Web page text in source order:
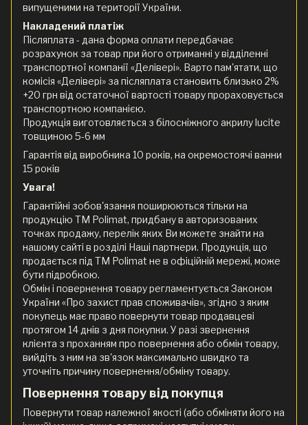
випущеними на території України.
Накладений платіж
Післяплата - дана форма оплати передбачає
розрахунок за товар при його отриманні у відділенні
транспортної компанії «Делівері». Варто пам'ятати, що
комісія «Делівері» за післяплата становить близько 2%
+20 грн від остаточної вартості товару прораховується
транспортною компанією.
Продукція виготовляється з білосніжного акрилу lucite
товщиною 5-6 мм
Гарантія від виробника 10 років, на окремостоячі ванни
15 років
Увага!
Гарантійні зобов'язання поширюються тільки на
продукцію ТМ Polimat, придбану в авторизованих
точках продажу, перелік яких Ви можете знайти на
нашому сайті в розділі Наші партнери. Продукція, що
продається під ТМ Polimat не в офіційній мережі, може
бути підробкою.
Обмін і повернення товару регламентується Законом
України «Про захист прав споживачів», згідно з яким
покупець має право повернути товар продавцеві
протягом 14 днів з дня покупки. У разі звернення
клієнта з проханням про повернення або обмін товару,
вийдіть з ним на зв'язок максимально швидко та
уточніть причину повернення/обміну товару.
Повернення товару від покупця
Повернути товар належної якості (або обміняти його на